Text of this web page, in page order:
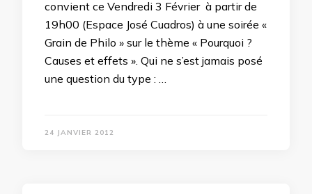
convient ce Vendredi 3 Février à partir de
19h00 (Espace José Cuadros) à une soirée «
Grain de Philo » sur le thème « Pourquoi ?
Causes et effets ». Qui ne s’est jamais posé
une question du type : …
24 JANVIER 2012